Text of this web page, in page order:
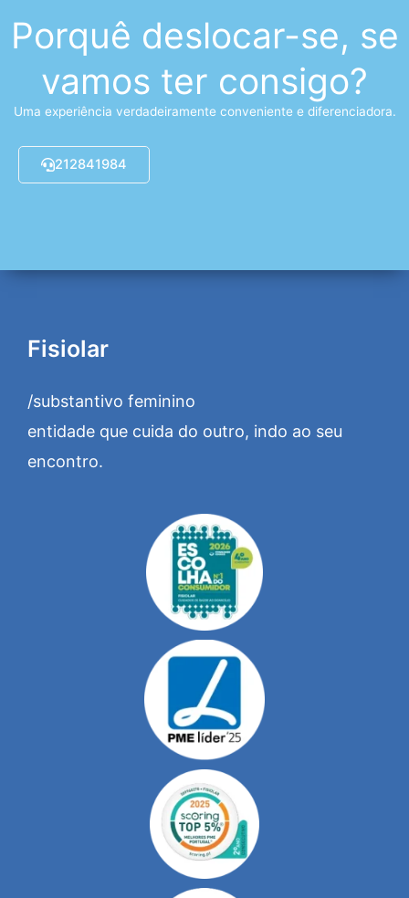
Porquê deslocar-se, se
vamos ter consigo?
Uma experiência verdadeiramente conveniente e diferenciadora.
212841984
Fisiolar
/substantivo feminino
entidade que cuida do outro, indo ao seu
encontro.